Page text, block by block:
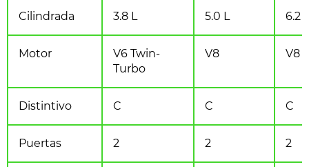
Cilindrada 3.8 L 5.0 L 6.2 L
Motor
V6 Twin-
Turbo
V8 V8
Distintivo C C C
Puertas 2 2 2